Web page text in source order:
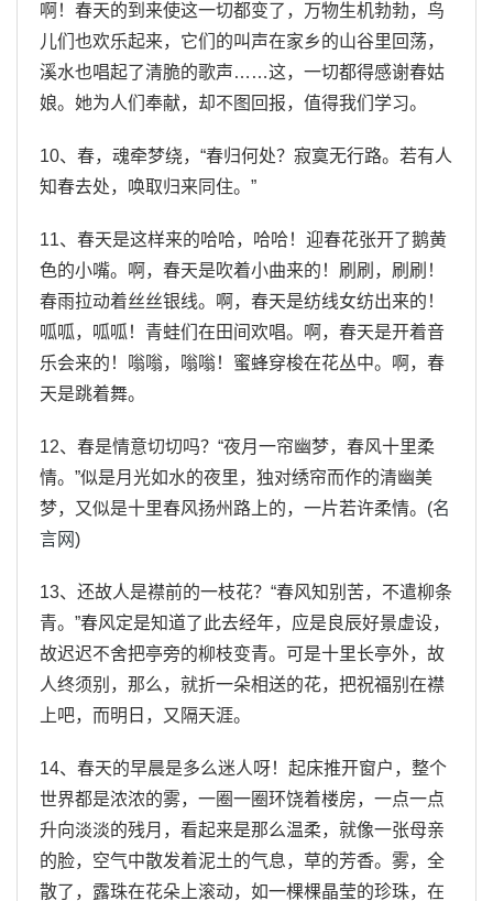
啊！春天的到来使这一切都变了，万物生机勃勃，鸟
儿们也欢乐起来，它们的叫声在家乡的山谷里回荡，
溪水也唱起了清脆的歌声……这，一切都得感谢春姑
娘。她为人们奉献，却不图回报，值得我们学习。
10、春，魂牵梦绕，“春归何处？寂寞无行路。若有人
知春去处，唤取归来同住。”
11、春天是这样来的哈哈，哈哈！迎春花张开了鹅黄
色的小嘴。啊，春天是吹着小曲来的！刷刷，刷刷！
春雨拉动着丝丝银线。啊，春天是纺线女纺出来的！
呱呱，呱呱！青蛙们在田间欢唱。啊，春天是开着音
乐会来的！嗡嗡，嗡嗡！蜜蜂穿梭在花丛中。啊，春
天是跳着舞。
12、春是情意切切吗？“夜月一帘幽梦，春风十里柔
情。”似是月光如水的夜里，独对绣帘而作的清幽美
梦，又似是十里春风扬州路上的，一片若许柔情。(名
言网)
13、还故人是襟前的一枝花？“春风知别苦，不遣柳条
青。”春风定是知道了此去经年，应是良辰好景虚设，
故迟迟不舍把亭旁的柳枝变青。可是十里长亭外，故
人终须别，那么，就折一朵相送的花，把祝福别在襟
上吧，而明日，又隔天涯。
14、春天的早晨是多么迷人呀！起床推开窗户，整个
世界都是浓浓的雾，一圈一圈环饶着楼房，一点一点
升向淡淡的残月，看起来是那么温柔，就像一张母亲
的脸，空气中散发着泥土的气息，草的芳香。雾，全
散了，露珠在花朵上滚动，如一棵棵晶莹的珍珠，在